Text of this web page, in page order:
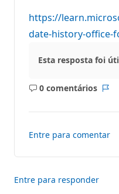
https://
date-history-office-
Esta resposta foi
0 comentários
Sem
Entre para comentar
Entre para responder